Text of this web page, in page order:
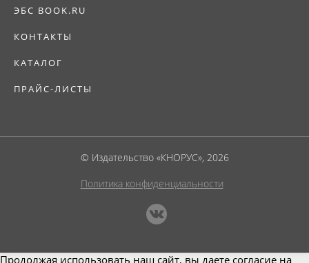
ЭБС BOOK.RU
КОНТАКТЫ
КАТАЛОГ
ПРАЙС-ЛИСТЫ
© Издательство «КНОРУС», 2026
Политика конфиденциальности
Продолжая использовать наш сайт, вы даете согласие на